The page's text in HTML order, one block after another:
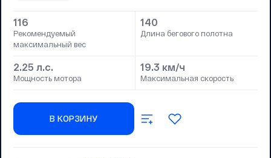
116
Рекомендуемый
максимальный вес
140
Длина бегового полотна
2.25 л.с.
Мощность мотора
19.3 км/ч
Максимальная скорость
В КОРЗИНУ